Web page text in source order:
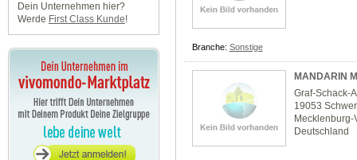
Dein Unternehmen hier?
Werde First Class Kunde!
Branche: Sonstige
MANDARIN
Graf-Schack-
19053
Mecklenburg-
Deutschland